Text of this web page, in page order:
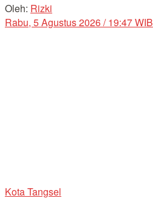
Oleh: Rizki
Rabu, 5 Agustus 2026 / 19:47 WIB
Kota Tangsel